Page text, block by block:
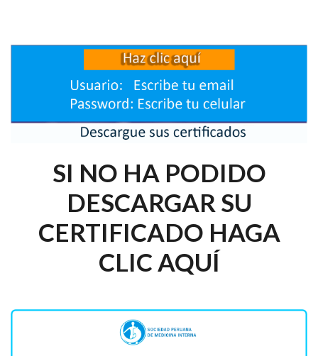
SI NO HA PODIDO
DESCARGAR SU
CERTIFICADO HAGA
CLIC AQUÍ